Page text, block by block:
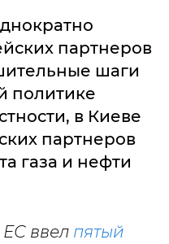
партнеров
шаги
политике
в Киеве
партнеров
газа и нефти
ввел пятый